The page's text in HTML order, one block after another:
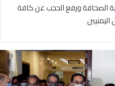
الصحافة ورفع الحجب عن كافة